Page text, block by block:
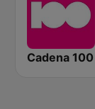
Cadena 100